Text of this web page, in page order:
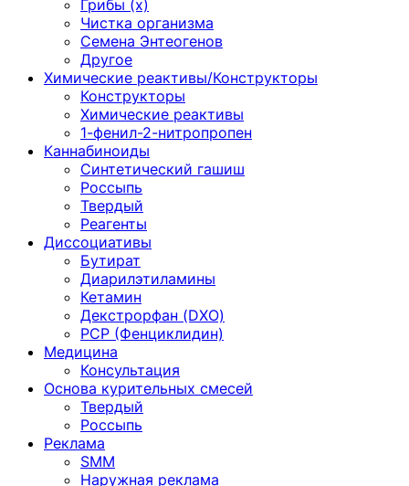
Грибы (х)
Чистка организма
Семена Энтеогенов
Другое
Химические реактивы/Конструкторы
Конструкторы
Химические реактивы
1-фенил-2-нитропропен
Каннабиноиды
Синтетический гашиш
Россыпь
Твердый
Реагенты
Диссоциативы
Бутират
Диарилэтиламины
Кетамин
Декстрорфан (DXO)
PCP (Фенциклидин)
Медицина
Консультация
Основа курительных смесей
Твердый
Россыпь
Реклама
SMM
Наружная реклама